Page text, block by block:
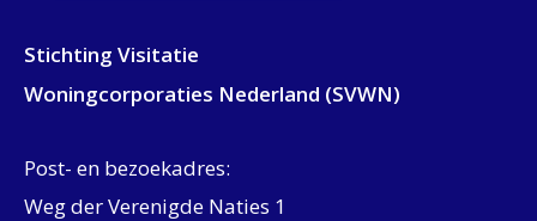
Stichting Visitatie
Woningcorporaties Nederland (SVWN)
Post- en bezoekadres:
Weg der Verenigde Naties 1